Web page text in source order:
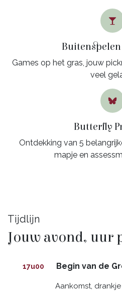
Games op het gras, jouw
veel
Butterfly
Ontdekking van 5
mapje en
Tijdlijn
Jouw avond, uur
17u00 Begin van de
Aankomst,